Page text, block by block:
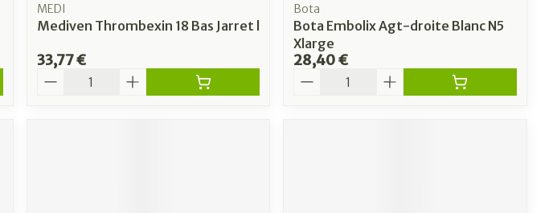
MEDI
Mediven Thrombexin 18 Bas Jarret l
33,77 €
Quantité
Bota
Bota Embolix Agt-droite Blanc N5
Xlarge
28,40 €
Quantité